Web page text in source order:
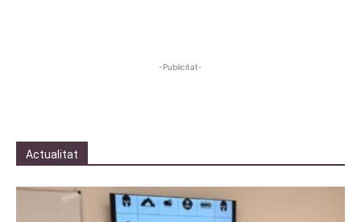
-Publicitat-
Actualitat